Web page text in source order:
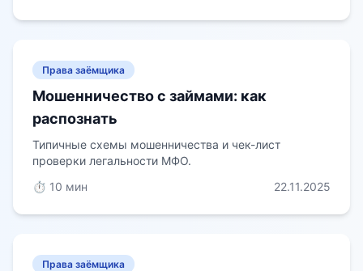
Права заёмщика
Мошенничество с займами: как
распознать
Типичные схемы мошенничества и чек-лист
проверки легальности МФО.
⏱️ 10 мин
22.11.2025
Права заёмщика